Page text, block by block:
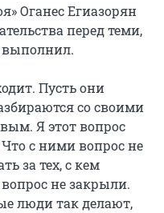
Оганес Егиазорян
перед теми,
выполнил.
Пусть они
со своими
Я этот вопрос
с ними вопрос не
за тех, с кем
не закрыли.
люди так делают,